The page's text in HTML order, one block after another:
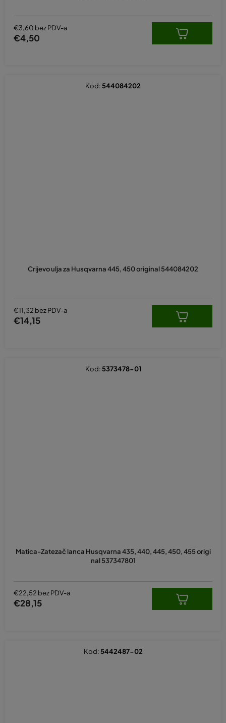
€3,60 bez PDV-a
€4,50
Crijevo ulja za Husqvarna 445, 450 original 544084202
€11,32 bez PDV-a
€14,15
Kod: 544084202
Matica-Zatezač lanca Husqvarna 435, 440, 445, 450, 455 origi
nal 537347801
€22,52 bez PDV-a
€28,15
Kod: 5373478-01
Kod: 5442487-02